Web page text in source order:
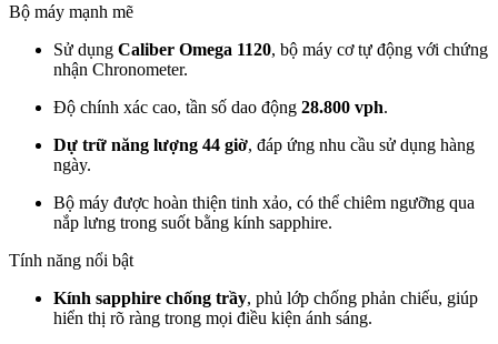
Bộ máy mạnh mẽ
Sử dụng Caliber Omega 1120, bộ máy cơ tự động với chứng
nhận Chronometer.
Độ chính xác cao, tần số dao động 28.800 vph.
Dự trữ năng lượng 44 giờ, đáp ứng nhu cầu sử dụng hàng
ngày.
Bộ máy được hoàn thiện tinh xảo, có thể chiêm ngưỡng qua
nắp lưng trong suốt bằng kính sapphire.
Tính năng nổi bật
Kính sapphire chống trầy, phủ lớp chống phản chiếu, giúp
hiển thị rõ ràng trong mọi điều kiện ánh sáng.